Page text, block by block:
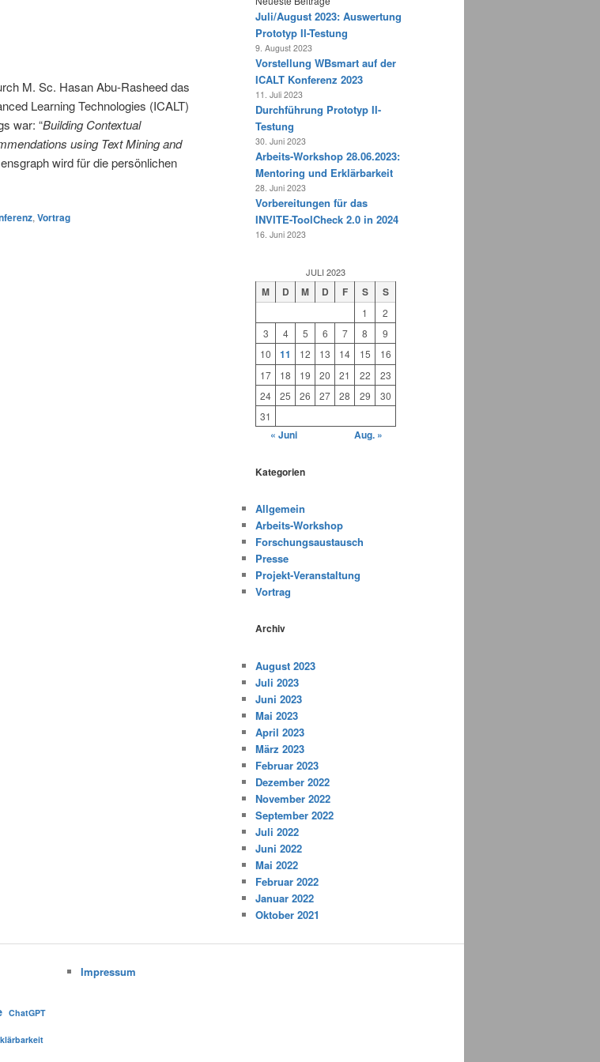
M. Sc. Hasan Abu-Rasheed das
Learning Technologies (ICALT)
war: “Building Contextual
using Text Mining and
wird für die persönlichen
, Vortrag
Juli/August 2023: Auswertung
Prototyp II-Testung
9. August 2023
Vorstellung WBsmart auf der
ICALT Konferenz 2023
11. Juli 2023
Durchführung Prototyp II-
Testung
30. Juni 2023
Arbeits-Workshop 28.06.2023:
Mentoring und Erklärbarkeit
28. Juni 2023
Vorbereitungen für das
INVITE-ToolCheck 2.0 in 2024
16. Juni 2023
JULI 2023
M D M D F S S
1
2
3
4 5 6 7 8
9
10
11 12 13 14 15
16
17
18 19 20 21 22
23
24
25 26 27 28 29
30
31
« Juni Aug. »
Kategorien
Allgemein
Arbeits-Workshop
Forschungsaustausch
Presse
Projekt-Veranstaltung
Vortrag
Archiv
August 2023
Juli 2023
Juni 2023
Mai 2023
April 2023
März 2023
Februar 2023
Dezember 2022
November 2022
September 2022
Juli 2022
Juni 2022
Mai 2022
Februar 2022
Januar 2022
Oktober 2021
ChatGPT
Impressum